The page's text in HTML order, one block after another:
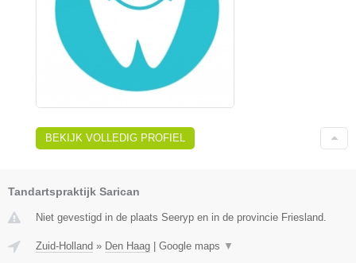
BEKIJK VOLLEDIG PROFIEL
Tandartspraktijk Sarican
Niet gevestigd in de plaats Seeryp en in de provincie Friesland.
Zuid-Holland » Den Haag Google maps ▼